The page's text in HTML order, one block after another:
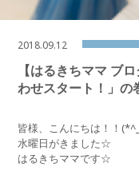
2018.09.12
【はるきちママ ブ
わせスタート！」の
皆様、こんにちは！！
水曜日がきました☆
はるきちママです☆